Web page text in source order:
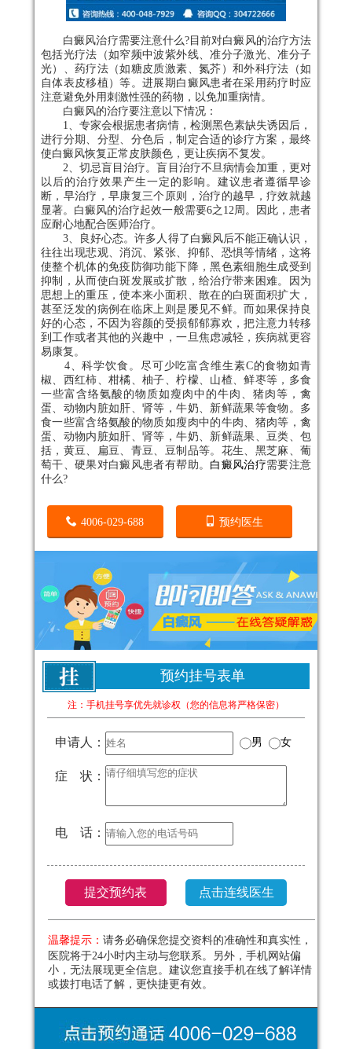
白癜风治疗需要注意什么?目前对白癜风的治疗方法
包括光疗法（如窄频中波紫外线、准分子激光、准分子
光）、药疗法（如糖皮质激素、氮芥）和外科疗法（如
自体表皮移植）等。进展期白癜风患者在采用药疗时应
注意避免外用刺激性强的药物，以免加重病情。
白癜风的治疗要注意以下情况：
1、专家会根据患者病情，检测黑色素缺失诱因后，
进行分期、分型、分色后，制定合适的诊疗方案，最终
使白癜风恢复正常皮肤颜色，更让疾病不复发。
2、切忌盲目治疗。盲目治疗不旦病情会加重，更对
以后的治疗效果产生一定的影响。建议患者遵循早诊
断，早治疗，早康复三个原则，治疗的越早，疗效就越
显著。白癜风的治疗起效一般需要6之12周。因此，患者
应耐心地配合医师治疗。
3、良好心态。许多人得了白癜风后不能正确认识，
往往出现悲观、消沉、紧张、抑郁、恐惧等情绪，这将
使整个机体的免疫防御功能下降，黑色素细胞生成受到
抑制，从而使白斑发展或扩散，给治疗带来困难。因为
思想上的重压，使本来小面积、散在的白斑面积扩大，
甚至泛发的病例在临床上则是屡见不鲜。而如果保持良
好的心态，不因为容颜的受损郁郁寡欢，把注意力转移
到工作或者其他的兴趣中，一旦焦虑减轻，疾病就更容
易康复。
4、科学饮食。尽可少吃富含维生素C的食物如青
椒、西红柿、柑橘、柚子、柠檬、山楂、鲜枣等，多食
一些富含络氨酸的物质如瘦肉中的牛肉、猪肉等，禽
蛋、动物内脏如肝、肾等，牛奶、新鲜蔬果等食物。多
食一些富含络氨酸的物质如瘦肉中的牛肉、猪肉等，禽
蛋、动物内脏如肝、肾等，牛奶、新鲜蔬果、豆类、包
括，黄豆、扁豆、青豆、豆制品等。花生、黑芝麻、葡
萄干、硬果对白癜风患者有帮助。 白癜风治疗需要注意
什么?
4006-029-688 预约医生
预约挂号表单
注：手机挂号享优先就诊权（您的信息将严格保密）
申请人： 男 女
症 状：
电 话：
温馨提示： 请务必确保您提交资料的准确性和真实性，
医院将于24小时内主动与您联系。另外，手机网站偏
小，无法展现更全信息。建议您直接手机在线了解详情
或拨打电话了解，更快捷更有效。